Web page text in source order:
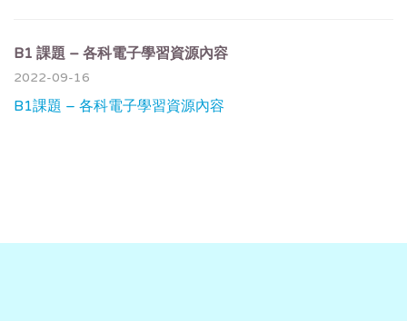
B1 課題 – 各科電子學習資源內容
2022-09-16
B1課題 – 各科電子學習資源內容